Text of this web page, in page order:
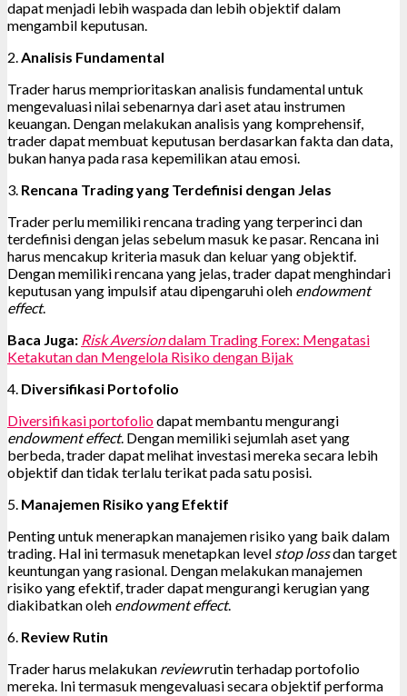
dapat menjadi lebih waspada dan lebih objektif dalam
mengambil keputusan.
2.Analisis Fundamental
Trader harus memprioritaskan analisis fundamental untuk
mengevaluasi nilai sebenarnya dari aset atau instrumen
keuangan. Dengan melakukan analisis yang komprehensif,
trader dapat membuat keputusan berdasarkan fakta dan data,
bukan hanya pada rasa kepemilikan atau emosi.
3. Rencana Trading yang Terdefinisi dengan Jelas
Trader perlu memiliki rencana trading yang terperinci dan
terdefinisi dengan jelas sebelum masuk ke pasar. Rencana ini
harus mencakup kriteria masuk dan keluar yang objektif.
Dengan memiliki rencana yang jelas, trader dapat menghindari
keputusan yang impulsif atau dipengaruhi oleh endowment
effect.
Baca Juga: Risk Aversiondalam Trading Forex: Mengatasi
Ketakutan dan Mengelola Risiko dengan Bijak
4. Diversifikasi Portofolio
Diversifikasi portofoliodapat membantu mengurangi
endowment effect. Dengan memiliki sejumlah aset yang
berbeda, trader dapat melihat investasi mereka secara lebih
objektif dan tidak terlalu terikat pada satu posisi.
5. Manajemen Risiko yang Efektif
Penting untuk menerapkan manajemen risiko yang baik dalam
trading. Hal ini termasuk menetapkan level stop lossdan target
keuntungan yang rasional. Dengan melakukan manajemen
risiko yang efektif, trader dapat mengurangi kerugian yang
diakibatkan oleh endowment effect.
6. Review Rutin
Trader harus melakukan reviewrutin terhadap portofolio
mereka. Ini termasuk mengevaluasi secara objektif performa